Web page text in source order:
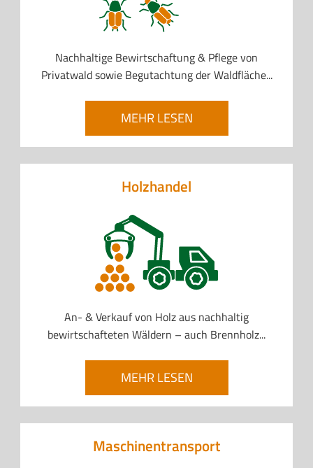
Nachhaltige Bewirtschaftung & Pflege von
Privatwald sowie Begutachtung der Waldfläche...
MEHR LESEN
Holzhandel
An- & Verkauf von Holz aus nachhaltig
bewirtschafteten Wäldern – auch Brennholz...
MEHR LESEN
Maschinentransport